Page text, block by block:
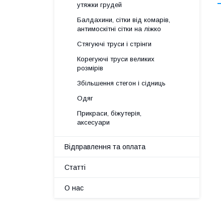
утяжки грудей
Балдахини, сітки від комарів,
антимоскітні сітки на ліжко
Стягуючі труси і стрінги
Корегуючі труси великих
розмірів
Збільшення стегон і сідниць
Одяг
Прикраси, біжутерія,
аксесуари
Відправлення та оплата
Статті
О нас